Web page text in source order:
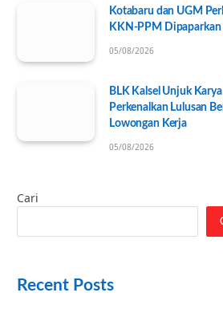
Kotabaru dan UGM
KKN-PPM Dipaparkan
05/08/2026
BLK Kalsel Unjuk
Perkenalkan Lulusan
Lowongan Kerja
05/08/2026
Cari
Recent Posts